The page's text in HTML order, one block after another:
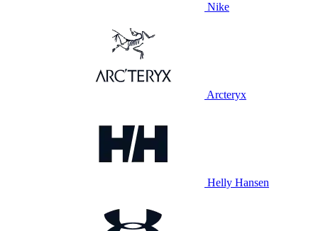
Nike
Arcteryx
Helly Hansen